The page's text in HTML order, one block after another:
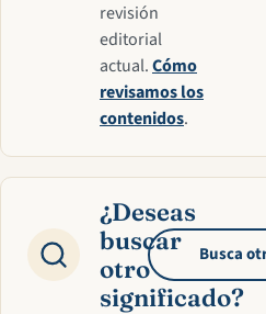
revisión
editorial
actual.Cómo
revisamos los
contenidos.
¿Deseas
buscar
otro
significado?
Busca